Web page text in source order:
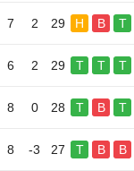
7 2 29 H B T
6 2 29 T T T
8 0 28 T B T
8 -3 27 T B B